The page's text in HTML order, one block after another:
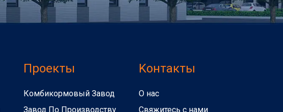
Проекты
Комбикормовый Завод
Завод По Производству
Kонтакты
О нас
Свяжитесь с нами